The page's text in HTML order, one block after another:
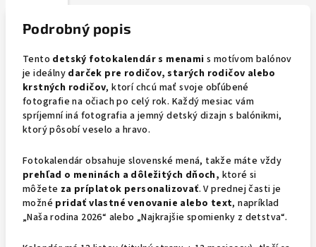
Podrobný popis
Tento detský fotokalendár s menami s motívom balónov
je ideálny darček pre rodičov, starých rodičov alebo
krstných rodičov, ktorí chcú mať svoje obľúbené
fotografie na očiach po celý rok. Každý mesiac vám
spríjemní iná fotografia a jemný detský dizajn s balónikmi,
ktorý pôsobí veselo a hravo.
Fotokalendár obsahuje slovenské mená, takže máte vždy
prehľad o meninách a dôležitých dňoch, ktoré si
môžete za príplatok personalizovať. V prednej časti je
možné pridať vlastné venovanie alebo text, napríklad
„Naša rodina 2026“ alebo „Najkrajšie spomienky z detstva“.